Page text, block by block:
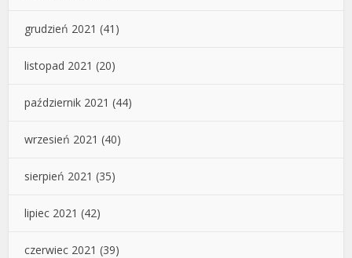
grudzień 2021 (41)
listopad 2021 (20)
październik 2021 (44)
wrzesień 2021 (40)
sierpień 2021 (35)
lipiec 2021 (42)
czerwiec 2021 (39)